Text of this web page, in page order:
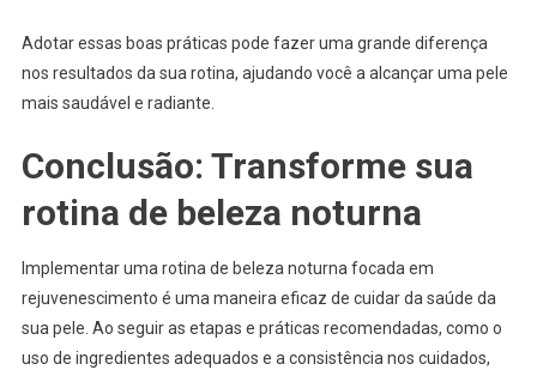
Adotar essas boas práticas pode fazer uma grande diferença
nos resultados da sua rotina, ajudando você a alcançar uma pele
mais saudável e radiante.
Conclusão: Transforme sua
rotina de beleza noturna
Implementar uma rotina de beleza noturna focada em
rejuvenescimento é uma maneira eficaz de cuidar da saúde da
sua pele. Ao seguir as etapas e práticas recomendadas, como o
uso de ingredientes adequados e a consistência nos cuidados,